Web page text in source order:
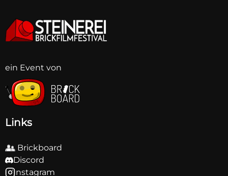
ein Event von
BBBBBBBB
BB
BB
BB
BB
Links
Brickboard
Discord
Instagram